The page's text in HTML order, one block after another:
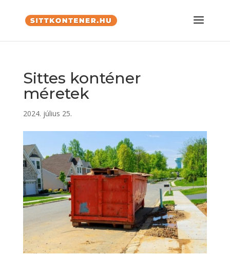
Sittes konténer
méretek
2024. július 25.